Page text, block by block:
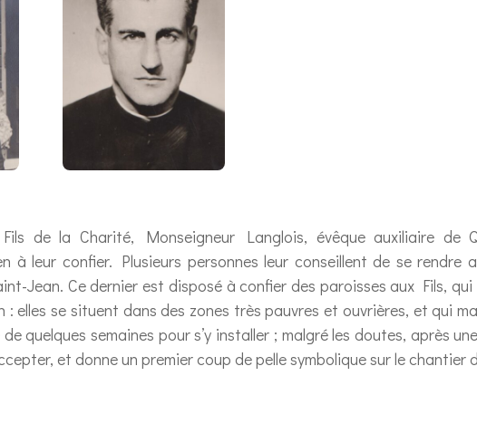
de la Charité, Monseigneur Langlois, évêque auxiliaire de
à leur confier. Plusieurs personnes leur conseillent de se rendre
Jean. Ce dernier est disposé à confier des paroisses aux Fils,
: elles se situent dans des zones très pauvres et ouvrières, et qui
quelques semaines pour s’y installer ; malgré les doutes, après
et donne un premier coup de pelle symbolique sur le chantier